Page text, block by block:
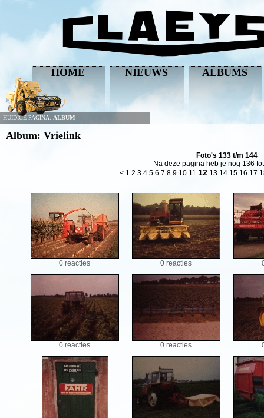
HOME NIEUWS ALBUMS
HUIDIGE PAGINA: ALBUM
Album: Vrielink
Foto's 133 t/m 144
Na deze pagina heb je nog 136
< 1 2 3 4 5 6 7 8 9 10 11 12 13 14 15 16 17
0 reacties 0 reacties
0 reacties 0 reacties